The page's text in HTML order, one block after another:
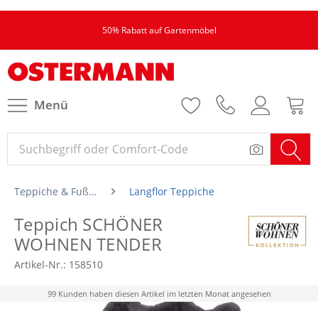
50% Rabatt auf Gartenmöbel
Menü
Teppiche & Fußmatten Langflor Teppiche
Teppich SCHÖNER
WOHNEN TENDER
Artikel-Nr.: 158510
99 Kunden haben diesen Artikel im letzten Monat angesehen